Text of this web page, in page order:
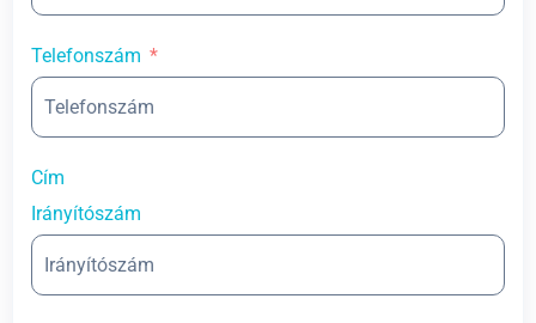
Telefonszám
Cím
Irányítószám